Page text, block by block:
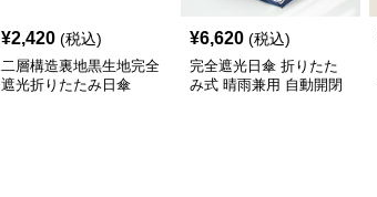
¥2,420 (税込)
二層構造裏地黒生地完全
遮光折りたたみ日傘
¥6,620 (税込)
完全遮光日傘 折りたた
み式 晴雨兼用 自動開閉